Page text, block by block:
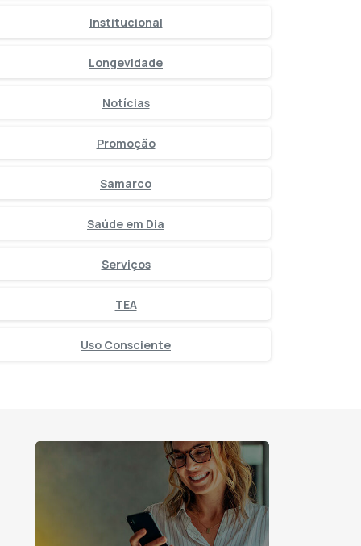
Institucional
Longevidade
Notícias
Promoção
Samarco
Saúde em Dia
Serviços
TEA
Uso Consciente